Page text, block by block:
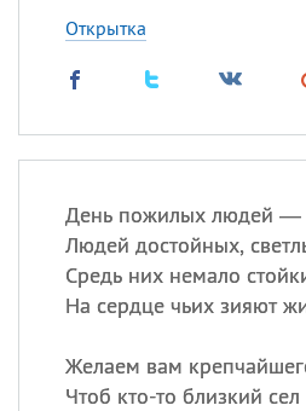
Открытка
День пожилых людей —
Людей достойных,
Средь них немало
На сердце чьих зияют
Желаем вам
Чтоб кто-то близкий